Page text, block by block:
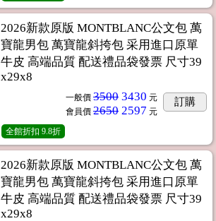
2026新款原版 MONTBLANC公文包 萬
寶龍男包 萬寶龍斜挎包 采用進口原單
牛皮 高端品質 配送禮品袋發票 尺寸39
x29x8
一般價 3500 3430 元
會員價 2650 2597 元
訂購
全館折扣 9.8折
2026新款原版 MONTBLANC公文包 萬
寶龍男包 萬寶龍斜挎包 采用進口原單
牛皮 高端品質 配送禮品袋發票 尺寸39
x29x8